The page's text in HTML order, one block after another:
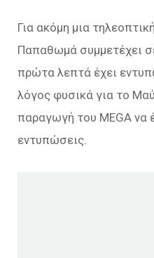
Για ακόμη μια
Παπαθωμά συμμετέχει
πρώτα λεπτά έχει
λόγος φυσικά για το
παραγωγή του MEGA να
εντυπώσεις.